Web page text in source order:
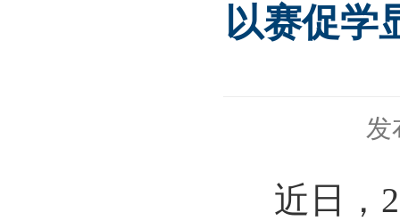
以赛促学
发
近日，